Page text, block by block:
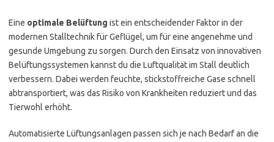
Eine optimale Belüftung ist ein entscheidender Faktor in der
modernen Stalltechnik für Geflügel, um für eine angenehme und
gesunde Umgebung zu sorgen. Durch den Einsatz von innovativen
Belüftungssystemen kannst du die Luftqualität im Stall deutlich
verbessern. Dabei werden feuchte, stickstoffreiche Gase schnell
abtransportiert, was das Risiko von Krankheiten reduziert und das
Tierwohl erhöht.
Automatisierte Lüftungsanlagen passen sich je nach Bedarf an die